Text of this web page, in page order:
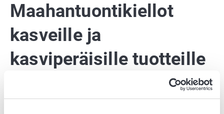
Maahantuontikiellot
kasveille ja
kasviperäisille tuotteille